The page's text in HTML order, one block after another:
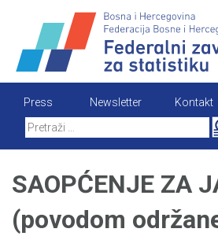
content
Press Newsletter
Kontakt
SAOPĆENJE ZA
(povodom